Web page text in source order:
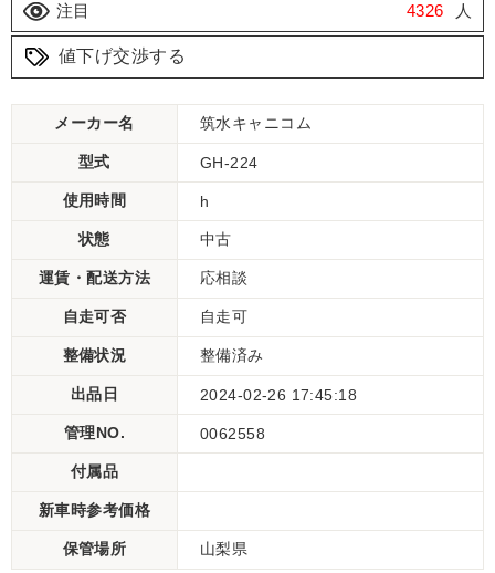
注目 4326 人
値下げ交渉する
メーカー名 筑水キャニコム
型式 GH-224
使用時間 h
状態 中古
運賃・配送方法 応相談
自走可否 自走可
整備状況 整備済み
出品日 2024-02-26 17:45:18
管理NO. 0062558
付属品
新車時参考価格
保管場所 山梨県